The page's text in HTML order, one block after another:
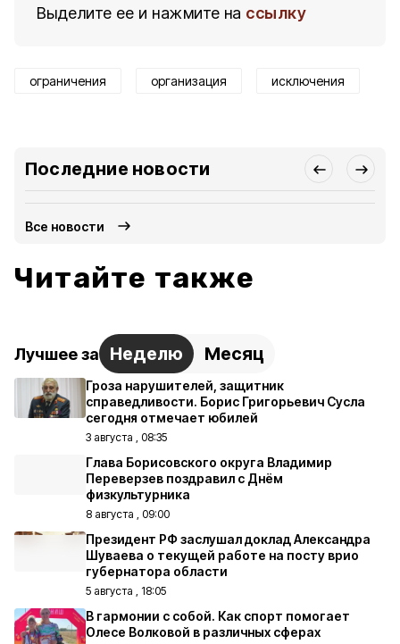
Выделите ее и нажмите на ссылку
ограничения организация исключения
Последние новости
Все новости
Читайте также
Лучшее за Неделю Месяц
Гроза нарушителей, защитник
справедливости. Борис Григорьевич Сусла
сегодня отмечает юбилей
3 августа , 08:35
Глава Борисовского округа Владимир
Переверзев поздравил с Днём
физкультурника
8 августа , 09:00
Президент РФ заслушал доклад Александра
Шуваева о текущей работе на посту врио
губернатора области
5 августа , 18:05
В гармонии с собой. Как спорт помогает
Олесе Волковой в различных сферах